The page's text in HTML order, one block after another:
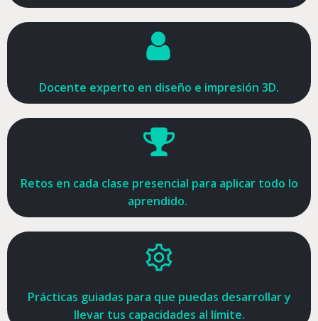
Docente experto en diseño e impresión 3D.
Retos en cada clase presencial para aplicar todo lo
aprendido.
Prácticas guiadas para que puedas desarrollar y
llevar tus capacidades al límite.